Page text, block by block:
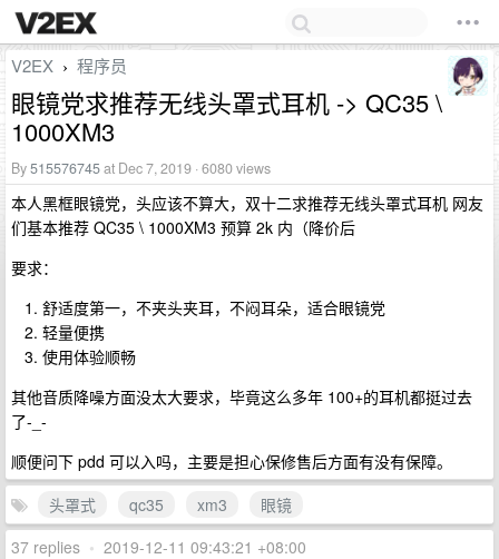
V2EX › 程序员
眼镜党求推荐无线头罩式耳机 -> QC35 \
1000XM3
By515576745at Dec 7, 2019 · 6080 views
本人黑框眼镜党，头应该不算大，双十二求推荐无线头罩式耳机 网友
们基本推荐 QC35 \ 1000XM3 预算 2k 内（降价后
要求：
舒适度第一，不夹头夹耳，不闷耳朵，适合眼镜党
轻量便携
使用体验顺畅
其他音质降噪方面没太大要求，毕竟这么多年 100+的耳机都挺过去
了-_-
顺便问下 pdd 可以入吗，主要是担心保修售后方面有没有保障。
头罩式
qc35 xm3
眼镜
37 replies • 2019-12-11 09:43:21 +08:00